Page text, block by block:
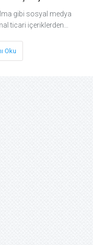
gibi sosyal medya
ticari içeriklerden…
Oku